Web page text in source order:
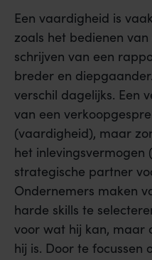
Een vaardigheid is
zoals het bedienen
schrijven van een
breder en
verschil dagelijks. Een
van een
(vaardigheid), maar
het inlevingsvermogen
strategische partner
Ondernemers maken
harde skills te
voor wat hij kan, maar
hij is. Door te